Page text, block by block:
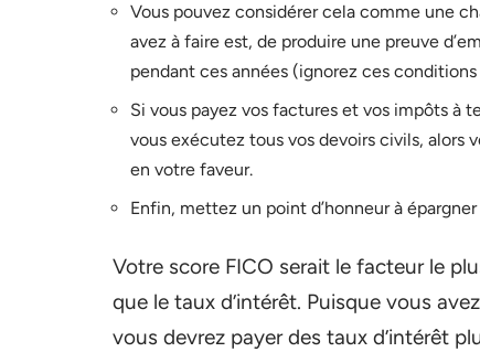
Vous pouvez considérer cela comme une
avez à faire est, de produire une preuve
pendant ces années (ignorez ces
Si vous payez vos factures et vos impôts à
vous exécutez tous vos devoirs civils, alors
en votre faveur.
Enfin, mettez un point d’honneur à
Votre score FICO serait le facteur le
que le taux d’intérêt. Puisque vous
vous devrez payer des taux d’intérêt